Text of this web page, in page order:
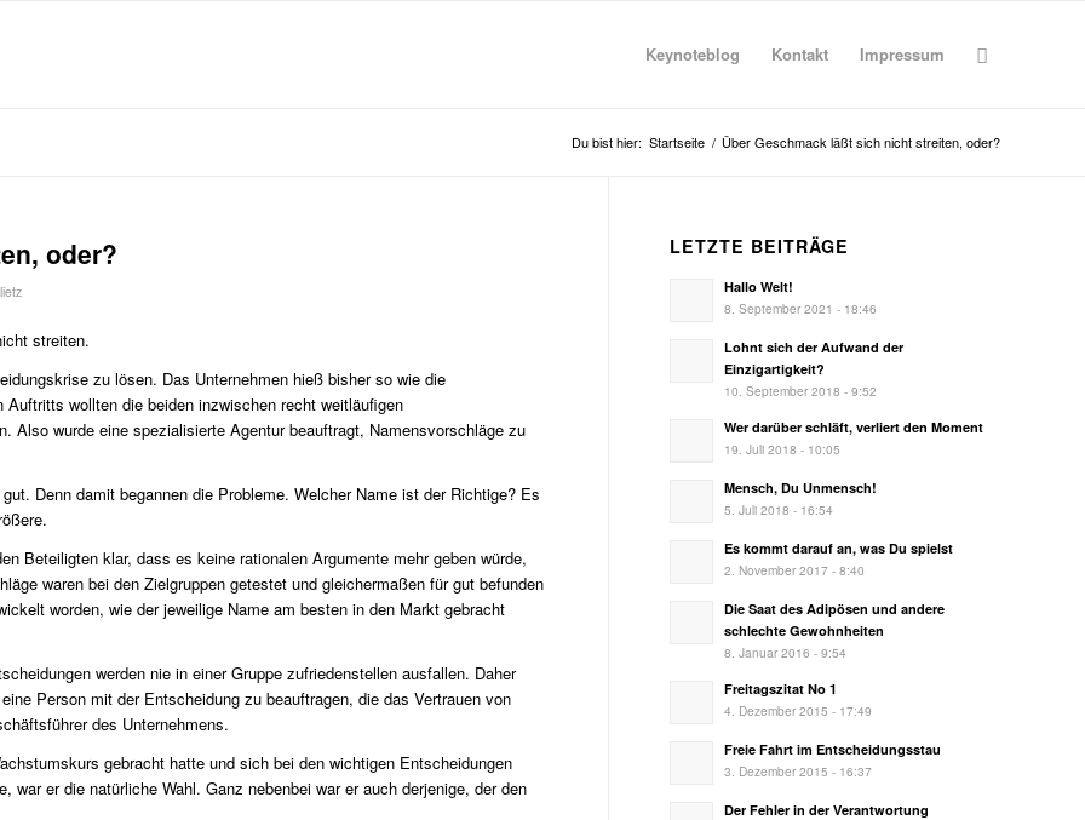
Keynoteblog Kontakt Impressum
Du bist hier: Startseite / Über Geschmack läßt sich nicht streiten, oder?
oder?
streiten.
zu lösen. Das Unternehmen hieß bisher so wie die
wollten die beiden inzwischen recht weitläufigen
Also wurde eine spezialisierte Agentur beauftragt, Namensvorschläge zu
Denn damit begannen die Probleme. Welcher Name ist der Richtige? Es
Beteiligten klar, dass es keine rationalen Argumente mehr geben würde,
waren bei den Zielgruppen getestet und gleichermaßen für gut befunden
worden, wie der jeweilige Name am besten in den Markt gebracht
werden nie in einer Gruppe zufriedenstellen ausfallen. Daher
Person mit der Entscheidung zu beauftragen, die das Vertrauen von
des Unternehmens.
gebracht hatte und sich bei den wichtigen Entscheidungen
er die natürliche Wahl. Ganz nebenbei war er auch derjenige, der den
LETZTE BEITRÄGE
Hallo Welt!
8. September 2021 - 18:46
Lohnt sich der Aufwand der
Einzigartigkeit?
10. September 2018 - 9:52
Wer darüber schläft, verliert den Moment
19. Juli 2018 - 10:05
Mensch, Du Unmensch!
5. Juli 2018 - 16:54
Es kommt darauf an, was Du spielst
2. November 2017 - 8:40
Die Saat des Adipösen und andere
schlechte Gewohnheiten
8. Januar 2016 - 9:54
Freitagszitat No 1
4. Dezember 2015 - 17:49
Freie Fahrt im Entscheidungsstau
3. Dezember 2015 - 16:37
Der Fehler in der Verantwortung